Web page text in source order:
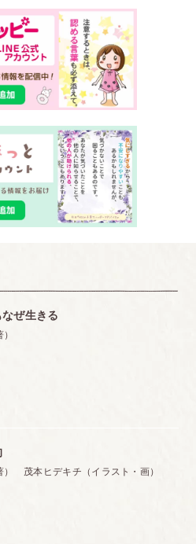
ぜ生きる
） 茂本ヒデキチ（イラスト・画）